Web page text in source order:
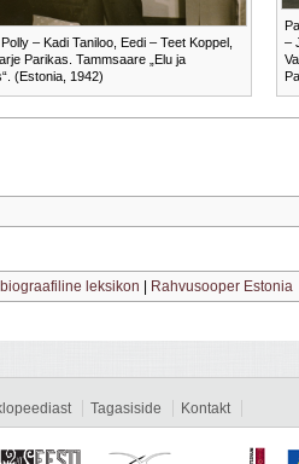
– Kadi Taniloo, Eedi – Teet Koppel,
Parikas. Tammsaare „Elu ja
(Estonia, 1942)
–
leksikon Rahvusooper Estonia
Tagasiside Kontakt